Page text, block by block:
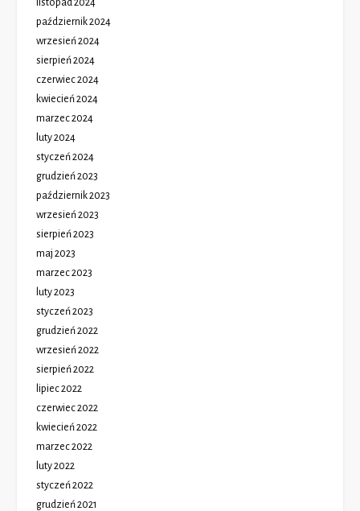
październik 2024
wrzesień 2024
sierpień 2024
czerwiec 2024
kwiecień 2024
marzec 2024
luty 2024
styczeń 2024
grudzień 2023
październik 2023
wrzesień 2023
sierpień 2023
maj 2023
marzec 2023
luty 2023
styczeń 2023
grudzień 2022
wrzesień 2022
sierpień 2022
lipiec 2022
czerwiec 2022
kwiecień 2022
marzec 2022
luty 2022
styczeń 2022
grudzień 2021